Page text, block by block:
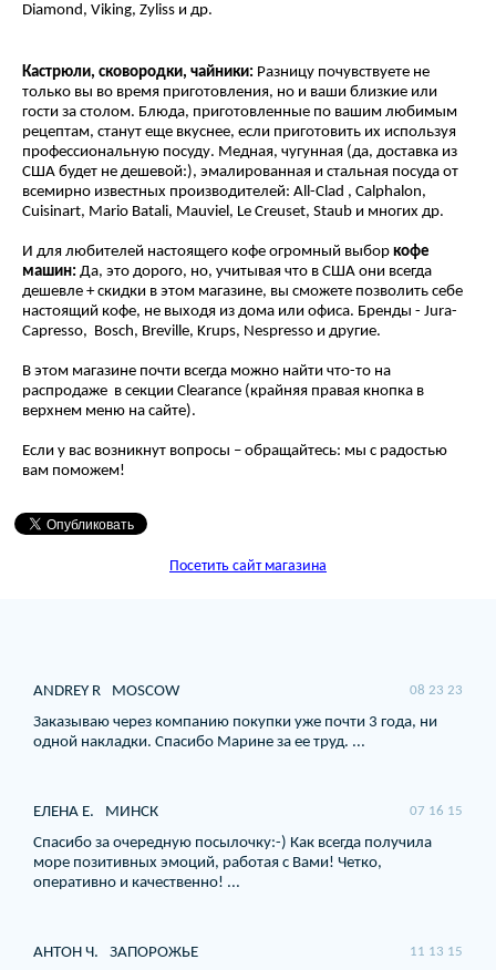
Diamond, Viking, Zyliss и др.
Кастрюли, сковородки, чайники: Разницу почувствуете не
только вы во время приготовления, но и ваши близкие или
гости за столом. Блюда, приготовленные по вашим любимым
рецептам, станут еще вкуснее, если приготовить их используя
профессиональную посуду. Медная, чугунная (да, доставка из
США будет не дешевой:), эмалированная и стальная посуда от
всемирно известных производителей: All-Clad , Calphalon,
Cuisinart, Mario Batali, Mauviel, Le Creuset, Staub и многих др.
И для любителей настоящего кофе огромный выбор кофе
машин: Да, это дорого, но, учитывая что в США они всегда
дешевле + скидки в этом магазине, вы сможете позволить себе
настоящий кофе, не выходя из дома или офиса. Бренды - Jura-
Capresso, Bosch, Breville, Krups, Nespresso и другие.
В этом магазине почти всегда можно найти что-то на
распродаже в секции Clearance (крайняя правая кнопка в
верхнем меню на сайте).
Если у вас возникнут вопросы – обращайтесь: мы с радостью
вам поможем!
Посетить сайт магазина
ANDREY R MOSCOW 08 23 23
Заказываю через компанию покупки уже почти 3 года, ни
одной накладки. Спасибо Марине за ее труд. ...
ЕЛЕНА Е. МИНСК 07 16 15
Спасибо за очередную посылочку:-) Как всегда получила
море позитивных эмоций, работая с Вами! Четко,
оперативно и качественно! ...
АНТОН Ч. ЗАПОРОЖЬЕ 11 13 15